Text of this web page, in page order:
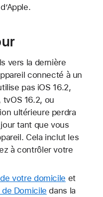
vers la dernière
connecté à un
pas iOS 16.2,
tvOS 16.2, ou
ultérieure perdra
tant que vous
Cela inclut les
à contrôler votre
votre domicile et
Domicile dans la